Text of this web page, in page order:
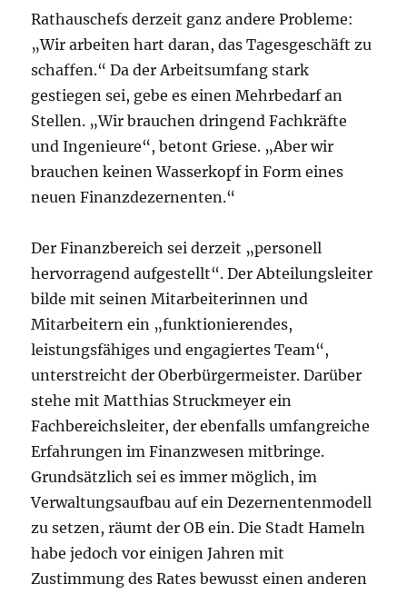
Rathauschefs derzeit ganz andere Probleme:
„Wir arbeiten hart daran, das Tagesgeschäft zu
schaffen.“ Da der Arbeitsumfang stark
gestiegen sei, gebe es einen Mehrbedarf an
Stellen. „Wir brauchen dringend Fachkräfte
und Ingenieure“, betont Griese. „Aber wir
brauchen keinen Wasserkopf in Form eines
neuen Finanzdezernenten.“
Der Finanzbereich sei derzeit „personell
hervorragend aufgestellt“. Der Abteilungsleiter
bilde mit seinen Mitarbeiterinnen und
Mitarbeitern ein „funktionierendes,
leistungsfähiges und engagiertes Team“,
unterstreicht der Oberbürgermeister. Darüber
stehe mit Matthias Struckmeyer ein
Fachbereichsleiter, der ebenfalls umfangreiche
Erfahrungen im Finanzwesen mitbringe.
Grundsätzlich sei es immer möglich, im
Verwaltungsaufbau auf ein Dezernentenmodell
zu setzen, räumt der OB ein. Die Stadt Hameln
habe jedoch vor einigen Jahren mit
Zustimmung des Rates bewusst einen anderen